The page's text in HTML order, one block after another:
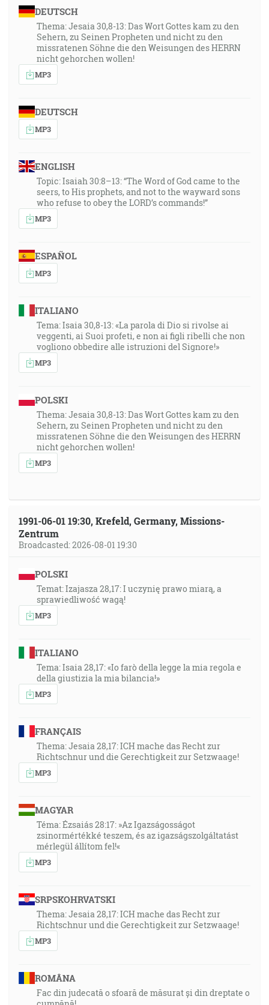
DEUTSCH
Thema: Jesaia 30,8-13: Das Wort Gottes kam zu den
Sehern, zu Seinen Propheten und nicht zu den
missratenen Söhne die den Weisungen des HERRN
nicht gehorchen wollen!
MP3
DEUTSCH
MP3
ENGLISH
Topic: Isaiah 30:8–13: “The Word of God came to the
seers, to His prophets, and not to the wayward sons
who refuse to obey the LORD’s commands!”
MP3
ESPAÑOL
MP3
ITALIANO
Tema: Isaia 30,8-13: «La parola di Dio si rivolse ai
veggenti, ai Suoi profeti, e non ai figli ribelli che non
vogliono obbedire alle istruzioni del Signore!»
MP3
POLSKI
Thema: Jesaia 30,8-13: Das Wort Gottes kam zu den
Sehern, zu Seinen Propheten und nicht zu den
missratenen Söhne die den Weisungen des HERRN
nicht gehorchen wollen!
MP3
1991-06-01 19:30, Krefeld, Germany, Missions-
Zentrum
Broadcasted: 2026-08-01 19:30
POLSKI
Temat: Izajasza 28,17: I uczynię prawo miarą, a
sprawiedliwość wagą!
MP3
ITALIANO
Tema: Isaia 28,17: «Io farò della legge la mia regola e
della giustizia la mia bilancia!»
MP3
FRANÇAIS
Thema: Jesaia 28,17: ICH mache das Recht zur
Richtschnur und die Gerechtigkeit zur Setzwaage!
MP3
MAGYAR
Téma: Ézsaiás 28:17: »Az Igazságosságot
zsinormértékké teszem, és az igazságszolgáltatást
mérlegül állítom fel!«
MP3
SRPSKOHRVATSKI
Thema: Jesaia 28,17: ICH mache das Recht zur
Richtschnur und die Gerechtigkeit zur Setzwaage!
MP3
ROMÂNA
Fac din judecată o sfoară de măsurat și din dreptate o